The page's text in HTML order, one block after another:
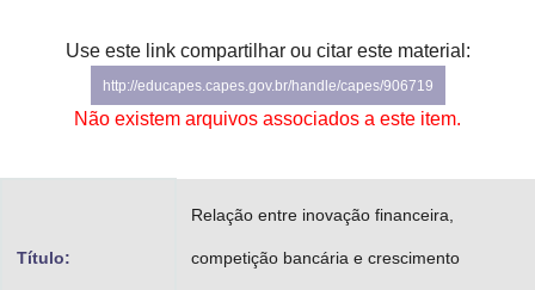
Gabinete de Segurança Institucional
Advocacia-Geral da União
Use este link compartilhar ou citar este material:
http://educapes.capes.gov.br/handle/capes/906719
Não existem arquivos associados a este item.
Título:
Relação entre inovação financeira,
competição bancária e crescimento